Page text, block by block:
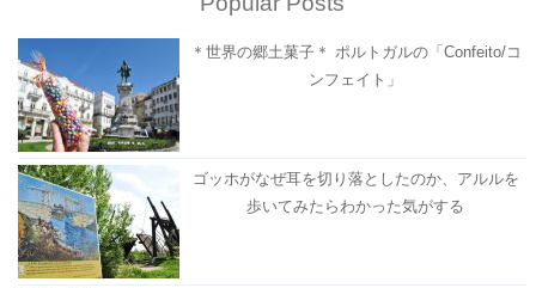
＊世界の郷土菓子＊ ポルトガルの「Confeito/コ
ンフェイト」
ゴッホがなぜ耳を切り落としたのか、アルルを
歩いてみたらわかった気がする